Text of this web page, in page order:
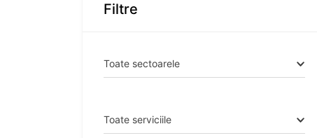
Filtre
Toate sectoarele
Toate serviciile